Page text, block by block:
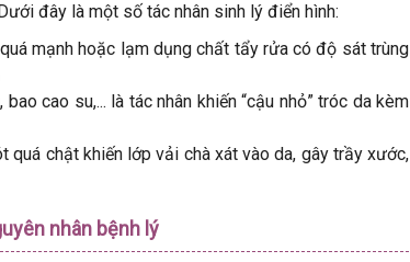
đây là một số tác nhân sinh lý điển hình:
mạnh hoặc lạm dụng chất tẩy rửa có độ sát trùng
cao su,... là tác nhân khiến “cậu nhỏ” tróc da kèm
quá chật khiến lớp vải chà xát vào da, gây trầy xước,
nhân bệnh lý